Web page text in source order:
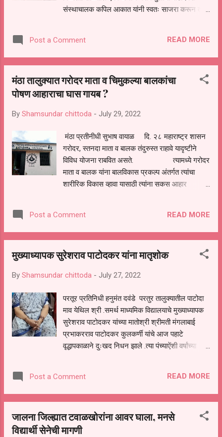
संस्थाचालक कपिल आकात यांनी स्वतः साजरा करून त्या
आठवीत शिकणारी विद्यार्थिनी कुमारी जागृती पिसाळ या
मुलीचे आई-वडील तीन महिन्यांचे असतानाच वारले परतूर
यांनी तिला परिस्थिती गरीब असताना शिक्षण सुरू ठेवले.
शाळेत मुलींचा वाढदिवस साजरा करण्याची परंपरा असल्याने
असताना योगायोगाने शाळेत संस्थेचे सचिव कपिल आकार
अनाथ मुलीचा वाढदिवस स्वतः साजरा करून सर्वांना
चिकित केले इतकेच नाही तर तिला आतापर्यंत शिक्षण देणारे
तिच्या मामाची आर्थिक स्थिती ठीक नसल्याचे शिक्षक योगेश
बरी दे यांनी सांगितले असता कपिलाकडे या मुलीची पुढील ...
Post a Comment READ MORE
मंठा तालुक्यात गरोदर माता व चिमुकल्या बालकांचा
पोषण आहाराचा घास गायब ?
By Shamsundar chittoda - July 29, 2022
मंठा प्रतीनीधी सुभाष वायाळ दि. २८ महाराष्ट्र शासन
गरोदर, स्तनदा माता व बालक तंदुरुस्त राहावे यादृष्टीने
विविध योजना राबवित असते. त्यामध्ये गरोदर
माता व बालक यांना बालविकास प्रकल्प अंतर्गत त्यांचा
शारीरिक विकास व्हावा यासाठी त्यांना सकस आहार
घशात जाणारा सकस पोषण आहार संबंधित विभागाच्या
खिशात जातो की काय हा प्रश्न उपस्थित होतो ? यामध्ये
केला जात नाही. व त्यानंतर लाभार्थी कंटाळून तिकडे जाणे
मागील आहाराची चौकशी केली असता. मागील वेळेस पोषण
करून घेतला, असे अनेक नाना प्रकारचे प्रश्न उपस्थित
केले जातात. तसेच पोषण आहार वाटपाचे दोन ते तीन
दिवसच ठेवले जातात एखाद्यावेळेस लाभार्थी हा त्या दोन
दिवसांमध्ये गेला नाही तर त्याचा आलेला पोषण आहार त...
Post a Comment READ MORE
मुख्याध्यापक सुरेशराव पाटोदकर यांना मातृशोक
By Shamsundar chittoda - July 27, 2022
परतूर प्रतिनिधी हनुमंत दवंडे परतुर तालुक्यातील पाटोदा
माव येथिल श्री .समर्थ माध्यमिक विद्यालयाचे मुख्याध्यापक
सुरेशराव पाटोदकर यांच्या मातोश्री श्रीमती मंगलाबाई
प्रभाकरराव पाटोदकर कुलकर्णी यांचे आज पहाटे
वृद्धापकाळाने दुःखद निधन झाले .त्या पंच्याऐंशी वर्षांच्या
सुना ,नातु ,पणतू असा मोठा परिवार आहे .
Post a Comment READ MORE
जालना जिल्ह्यात टवाळखोरांना आवर घाला, मनसे
विद्यार्थी सेनेची मागणी